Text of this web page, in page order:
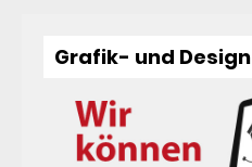
Grafik- und Design